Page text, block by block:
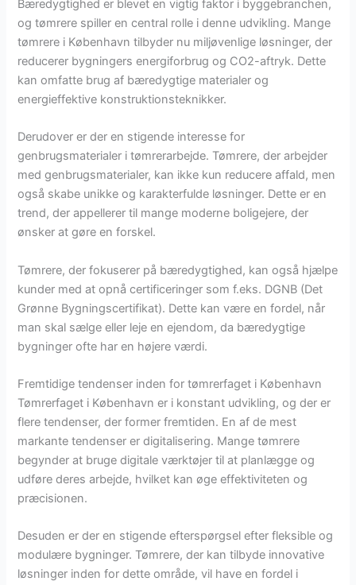
Bæredygtighed er blevet en vigtig faktor i byggebranchen,
og tømrere spiller en central rolle i denne udvikling. Mange
tømrere i København tilbyder nu miljøvenlige løsninger, der
reducerer bygningers energiforbrug og CO2-aftryk. Dette
kan omfatte brug af bæredygtige materialer og
energieffektive konstruktionsteknikker.
Derudover er der en stigende interesse for
genbrugsmaterialer i tømrerarbejde. Tømrere, der arbejder
med genbrugsmaterialer, kan ikke kun reducere affald, men
også skabe unikke og karakterfulde løsninger. Dette er en
trend, der appellerer til mange moderne boligejere, der
ønsker at gøre en forskel.
Tømrere, der fokuserer på bæredygtighed, kan også hjælpe
kunder med at opnå certificeringer som f.eks. DGNB (Det
Grønne Bygningscertifikat). Dette kan være en fordel, når
man skal sælge eller leje en ejendom, da bæredygtige
bygninger ofte har en højere værdi.
Fremtidige tendenser inden for tømrerfaget i København
Tømrerfaget i København er i konstant udvikling, og der er
flere tendenser, der former fremtiden. En af de mest
markante tendenser er digitalisering. Mange tømrere
begynder at bruge digitale værktøjer til at planlægge og
udføre deres arbejde, hvilket kan øge effektiviteten og
præcisionen.
Desuden er der en stigende efterspørgsel efter fleksible og
modulære bygninger. Tømrere, der kan tilbyde innovative
løsninger inden for dette område, vil have en fordel i